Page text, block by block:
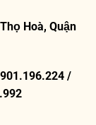
Hoà, Quận
/